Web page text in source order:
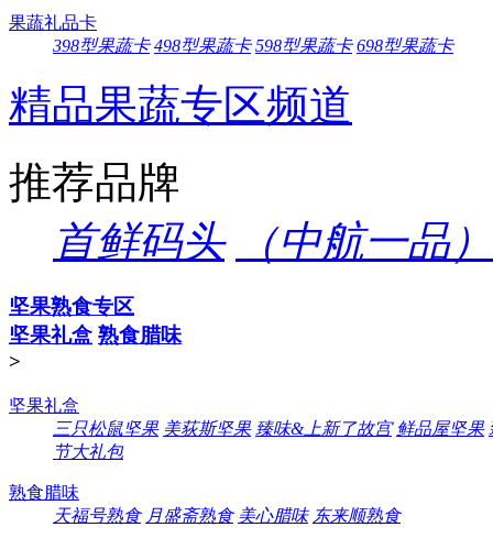
果蔬礼品卡
398型果蔬卡 498型果蔬卡 598型果蔬卡 698型果蔬卡
精品果蔬专区频道
推荐品牌
首鲜码头
（中航一品）
坚果熟食专区
坚果礼盒 熟食腊味
>
坚果礼盒
三只松鼠坚果 美荻斯坚果 臻味&上新了故宫 鲜品屋坚果
节大礼包
熟食腊味
天福号熟食 月盛斋熟食 美心腊味 东来顺熟食